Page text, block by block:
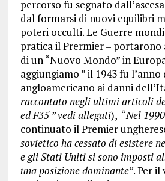
percorso fu segnato
dal formarsi di nuovi equilibri
poteri occulti. Le Guerre
pratica il Prermier – portarono
di un “Nuovo Mondo” in
aggiungiamo ” il 1943 fu
angloamericano ai danni
raccontato negli ultimi articoli
ed F35 ” vedi allegati), “Nel 1990
continuato il Premier
sovietico ha cessato di esistere
e gli Stati Uniti si sono imposti
una posizione dominante”. Per il